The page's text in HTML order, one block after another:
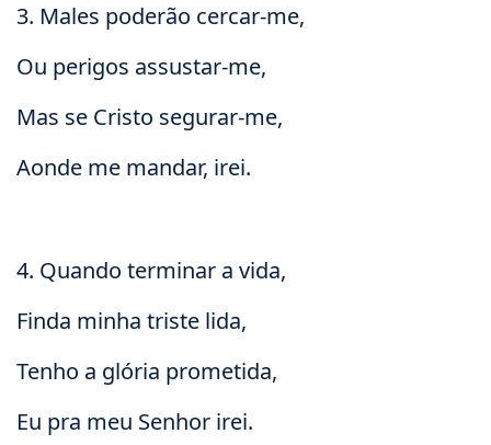
3. Males poderão cercar-me,
Ou perigos assustar-me,
Mas se Cristo segurar-me,
Aonde me mandar, irei.
4. Quando terminar a vida,
Finda minha triste lida,
Tenho a glória prometida,
Eu pra meu Senhor irei.